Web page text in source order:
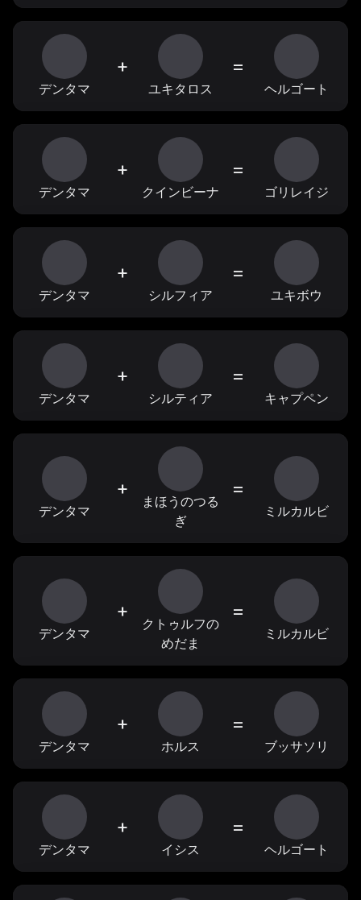
デンタマ
+
ユキタロス
=
ヘルゴート
デンタマ
+
クインビーナ
=
ゴリレイジ
デンタマ
+
シルフィア
=
ユキボウ
デンタマ
+
シルティア
=
キャプペン
デンタマ
+
まほうのつる
ぎ
=
ミルカルビ
デンタマ
+
クトゥルフの
めだま
=
ミルカルビ
デンタマ
+
ホルス
=
ブッサソリ
デンタマ
+
イシス
=
ヘルゴート